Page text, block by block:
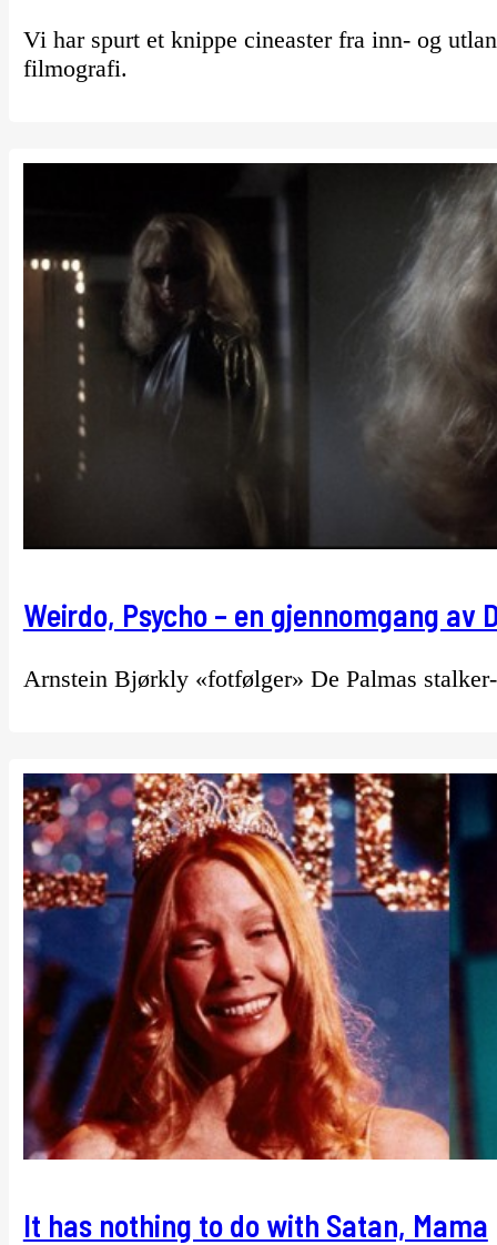
Vi har spurt et knippe cineaster fra inn- og
filmografi.
Weirdo, Psycho – en gjennomgang av
Arnstein Bjørkly «fotfølger» De Palmas
It has nothing to do with Satan, Mama